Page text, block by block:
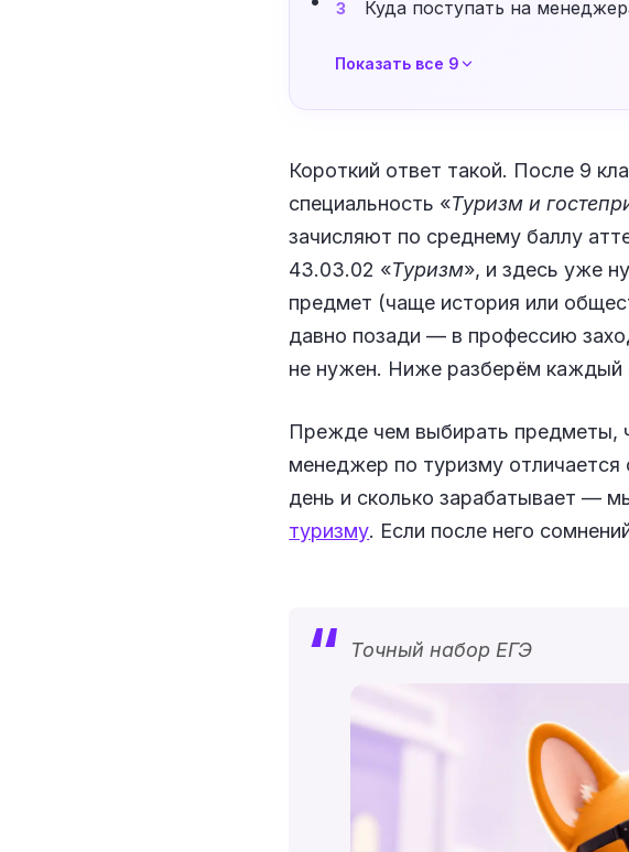
3 Куда поступать на
Показать все 9
Короткий ответ такой. После 9
специальность «Туризм и
зачисляют по среднему баллу
43.03.02 «Туризм», и здесь уже
предмет (чаще история или
давно позади — в профессию
не нужен. Ниже разберём каждый
Прежде чем выбирать предметы,
менеджер по туризму отличается
день и сколько зарабатывает —
туризму. Если после него
Точный набор ЕГЭ